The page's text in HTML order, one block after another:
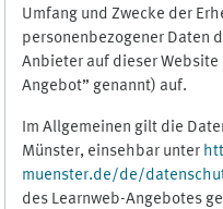
Umfang und Zwecke der
personenbezogener Daten
Anbieter auf dieser
Angebot” genannt) auf.
Im Allgemeinen gilt die
Münster, einsehbar unter
muenster.de/de/
des Learnweb-Angebotes